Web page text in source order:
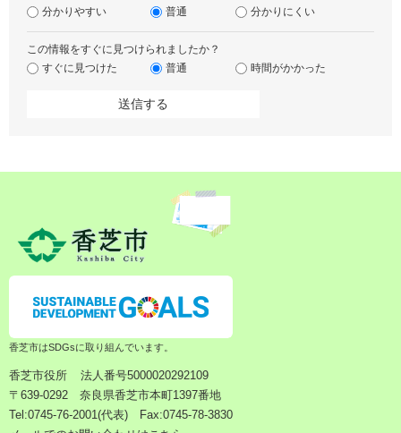
分かりやすい
普通 分かりにくい
この情報をすぐに見つけられましたか？
すぐに見つけた
普通 時間がかかった
香芝市はSDGsに取り組んでいます。
香芝市役所
法人番号5000020292109
〒639-0292 奈良県香芝市本町1397番地
Tel:0745-76-2001(代表) Fax:0745-78-3830